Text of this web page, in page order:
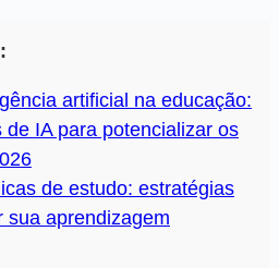
artificial na educação:
de IA para potencializar os
de estudo: estratégias
sua aprendizagem